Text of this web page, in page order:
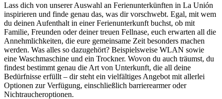
Lass dich von unserer Auswahl an Ferienunterkünften in La Unión
inspirieren und finde genau das, was dir vorschwebt. Egal, mit wem
du deinen Aufenthalt in einer Ferienunterkunft buchst, ob mit
Familie, Freunden oder deiner treuen Fellnase, euch erwarten all die
Annehmlichkeiten, die eure gemeinsame Zeit besonders machen
werden. Was alles so dazugehört? Beispielsweise WLAN sowie
eine Waschmaschine und ein Trockner. Wovon du auch träumst, du
findest bestimmt genau die Art von Unterkunft, die all deine
Bedürfnisse erfüllt – dir steht ein vielfältiges Angebot mit allerlei
Optionen zur Verfügung, einschließlich barrierearmer oder
Nichtraucheroptionen.